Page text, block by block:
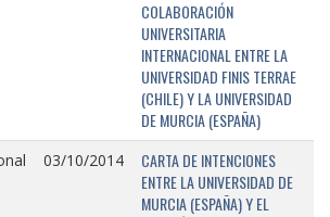
COLABORACIÓN
UNIVERSITARIA
INTERNACIONAL ENTRE LA
UNIVERSIDAD FINIS TERRAE
(CHILE) Y LA UNIVERSIDAD
DE MURCIA (ESPAÑA)
03/10/2014
CARTA DE INTENCIONES
ENTRE LA UNIVERSIDAD DE
MURCIA (ESPAÑA) Y EL